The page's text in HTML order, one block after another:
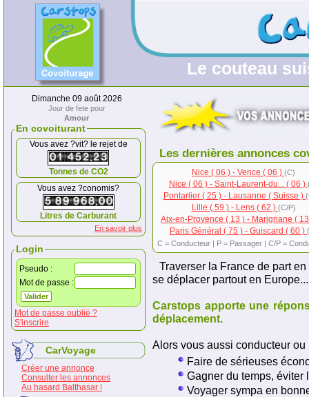
Le couteau
Dimanche 09 août 2026
Jour de fete pour
Amour
En covoiturant
Vous avez ?vit? le rejet de
Tonnes de CO2
Vous avez ?conomis?
Litres de Carburant
En savoir plus
Login
Pseudo :
Mot de passe :
Mot de passe oublié ?
S'inscrire
CarVoyage
Créer une annonce
Consulter les annonces
Au hasard Balthasar !
Les dernières annonces
Nice ( 06 ) - Vence ( 06 ) (C)
Nice ( 06 ) - Saint-Laurent-du... ( 06 )
Pontarlier ( 25 ) - Lausanne ( Suisse )
Lille ( 59 ) - Lens ( 62 ) (C/P)
Aix-en-Provence ( 13 ) - Marignane (
Paris Général ( 75 ) - Guiscard ( 60 )
C = Conducteur | P = Passager | C/P =
Traverser la France de part
se déplacer partout en Europe...
Carstops apporte une
déplacement.
Alors vous aussi conducteur
Faire de sérieuses
Gagner du temps, éviter
Voyager sympa en